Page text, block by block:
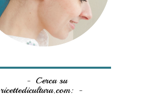
Cerca su
ricettedicultura.com: